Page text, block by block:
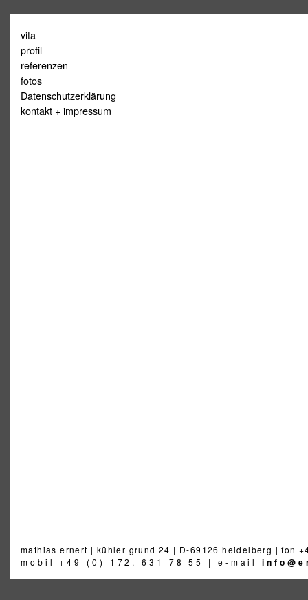
zum
Inhalt
vita
profil
referenzen
fotos
Datenschutzerklärung
kontakt + impressum
mathias ernert | kühler grund 24 | D-69126 heidelberg | fon
mobil +49 (0) 172. 631 78 55 | e-mail